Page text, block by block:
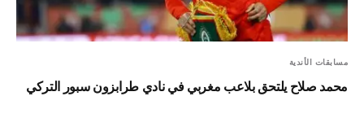
مسابقات الأندية
محمد صلاح يلتحق بلاعب مغربي في نادي طرابزون سبور التركي